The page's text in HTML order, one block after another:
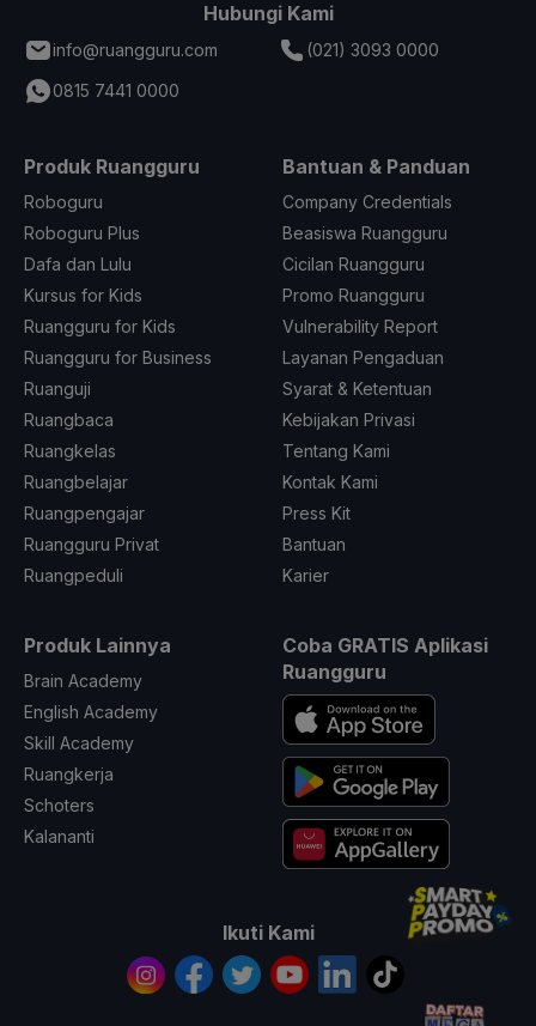
Hubungi Kami
info@ruangguru.com
(021) 3093 0000
0815 7441 0000
Produk Ruangguru
Roboguru
Roboguru Plus
Dafa dan Lulu
Kursus for Kids
Ruangguru for Kids
Ruangguru for Business
Ruanguji
Ruangbaca
Ruangkelas
Ruangbelajar
Ruangpengajar
Ruangguru Privat
Ruangpeduli
Bantuan & Panduan
Company Credentials
Beasiswa Ruangguru
Cicilan Ruangguru
Promo Ruangguru
Vulnerability Report
Layanan Pengaduan
Syarat & Ketentuan
Kebijakan Privasi
Tentang Kami
Kontak Kami
Press Kit
Bantuan
Karier
Produk Lainnya
Brain Academy
English Academy
Skill Academy
Ruangkerja
Schoters
Kalananti
Coba GRATIS Aplikasi
Ruangguru
Ikuti Kami